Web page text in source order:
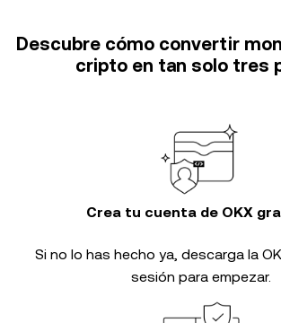
Descubre cómo convertir
cripto en tan solo tres
Crea tu cuenta de OKX
Si no lo has hecho ya, descarga la
sesión para empezar.